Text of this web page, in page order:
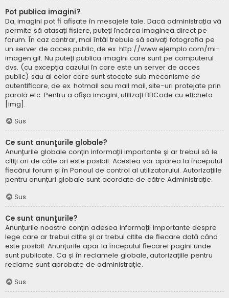
Pot publica imagini?
Da, imagini pot fi afișate în mesajele tale. Dacă administrația vă
permite să atașați fișiere, puteți încărca imaginea direct pe
forum. În caz contrar, mai întâi trebuie să salvați fotografia pe
un server de acces public, de ex. http://www.ejemplo.com/mi-
imagen.gif. Nu puteți publica imagini care sunt pe computerul
dvs. (cu excepția cazului în care este un server de acces
public) sau al celor care sunt stocate sub mecanisme de
autentificare, de ex. hotmail sau mail mail, site-uri protejate prin
parolă etc. Pentru a afișa imagini, utilizați BBCode cu eticheta
[img].
Sus
Ce sunt anunţurile globale?
Anunțurile globale conțin informații importante și ar trebui să le
citiți ori de câte ori este posibil. Acestea vor apărea la începutul
fiecărui forum și în Panoul de control al utilizatorului. Autorizațiile
pentru anunțuri globale sunt acordate de către Administrație.
Sus
Ce sunt anunţurile?
Anunțurile noastre conțin adesea informații importante despre
lege care ar trebui citite și ar trebui citite de fiecare dată când
este posibil. Anunțurile apar la începutul fiecărei pagini unde
sunt publicate. Ca și în reclamele globale, autorizațiile pentru
reclame sunt aprobate de administraţie.
Sus